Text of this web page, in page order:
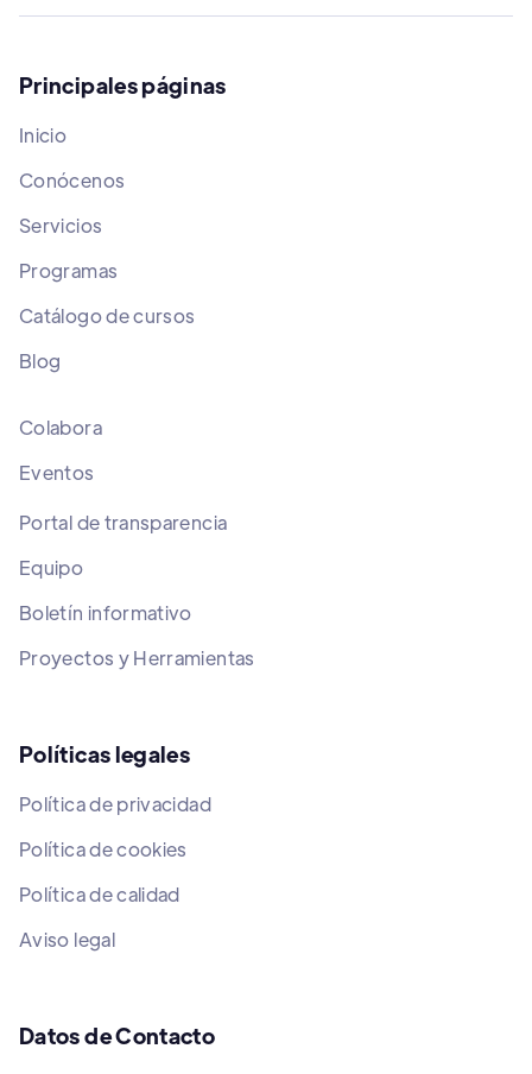
Principales páginas
Inicio
Conócenos
Servicios
Programas
Catálogo de cursos
Blog
Colabora
Eventos
Portal de transparencia
Equipo
Boletín informativo
Proyectos y Herramientas
Políticas legales
Política de privacidad
Política de cookies
Política de calidad
Aviso legal
Datos de Contacto